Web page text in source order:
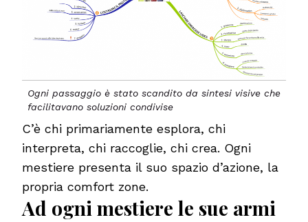
Ogni passaggio è stato scandito da sintesi visive che
facilitavano soluzioni condivise
C’è chi primariamente esplora, chi
interpreta, chi raccoglie, chi crea. Ogni
mestiere presenta il suo spazio d’azione, la
propria comfort zone.
Ad ogni mestiere le sue armi